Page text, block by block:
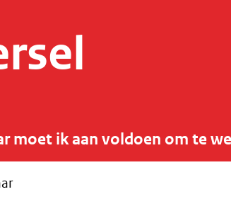
moet ik aan voldoen om te